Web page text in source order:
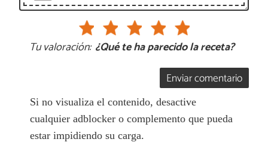
Tu valoración: ¿Qué te ha parecido la receta?
Enviar comentario
Si no visualiza el contenido, desactive
cualquier adblocker o complemento que pueda
estar impidiendo su carga.